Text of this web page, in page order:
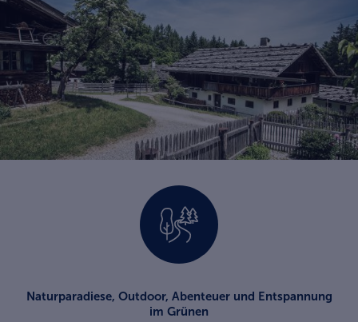
Naturparadiese, Outdoor, Abenteuer und Entspannung
im Grünen